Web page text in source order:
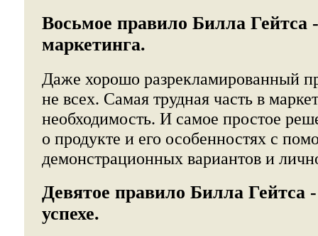
Восьмое правило Билла Гейтса
маркетинга.
Даже хорошо разрекламированный
не всех. Самая трудная часть в
необходимость. И самое простое
о продукте и его особенностях с
демонстрационных вариантов и
Девятое правило Билла Гейтса
успехе.